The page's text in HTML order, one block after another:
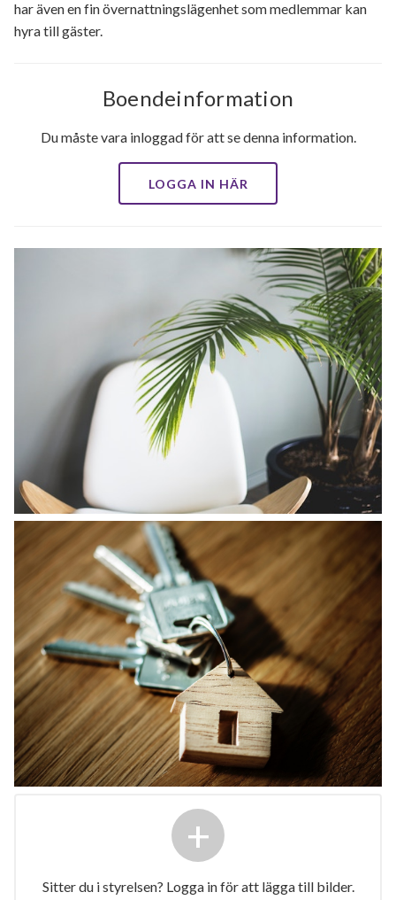
har även en fin övernattningslägenhet som medlemmar kan
hyra till gäster.
Boendeinformation
Du måste vara inloggad för att se denna information.
LOGGA IN HÄR
+
Sitter du i styrelsen? Logga in för att lägga till bilder.